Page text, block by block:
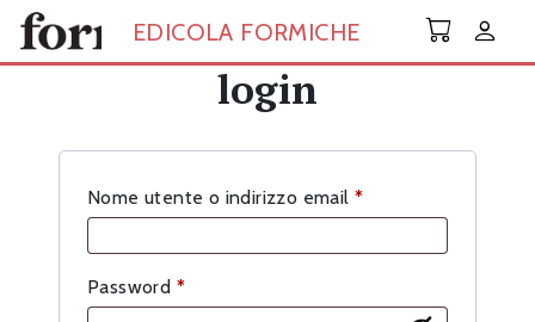
Skip to main content
EDICOLA FORMICHE
login
Nome utente o indirizzo email *Richiesto
Password *Richiesto